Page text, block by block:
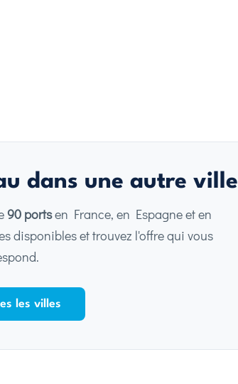
dans une autre
90 portsen France, en Espagne et en
disponibles et trouvez l'offre qui vous
les villes